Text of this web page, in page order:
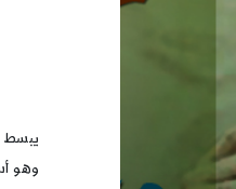
يبسط
وهو